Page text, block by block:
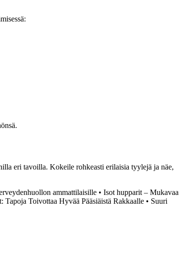
eri tavoilla. Kokeile rohkeasti erilaisia tyylejä ja näe,
ammattilaisille • Isot hupparit – Mukavaa
Tapoja Toivottaa Hyvää Pääsiäistä Rakkaalle • Suuri